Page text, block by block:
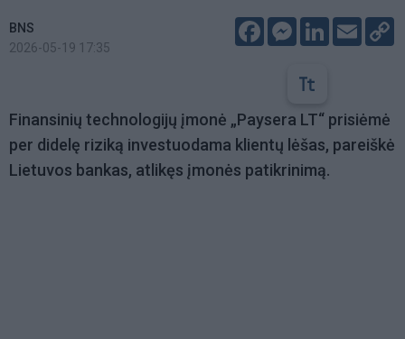
BNS
2026-05-19 17:35
FacebookMessenger
LinkedIn
Email
Finansinių technologijų įmonė „Paysera LT“ prisiėmė
per didelę riziką investuodama klientų lėšas, pareiškė
Lietuvos bankas, atlikęs įmonės patikrinimą.